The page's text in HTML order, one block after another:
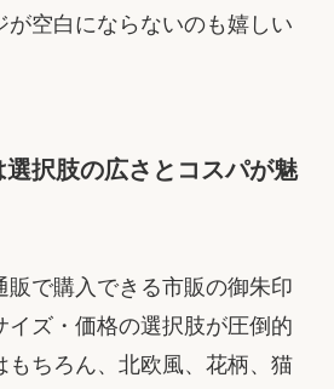
が空白にならないのも嬉しい
択肢の広さとコスパが魅
販で購入できる市販の御朱印
イズ・価格の選択肢が圧倒的
もちろん、北欧風、花柄、猫